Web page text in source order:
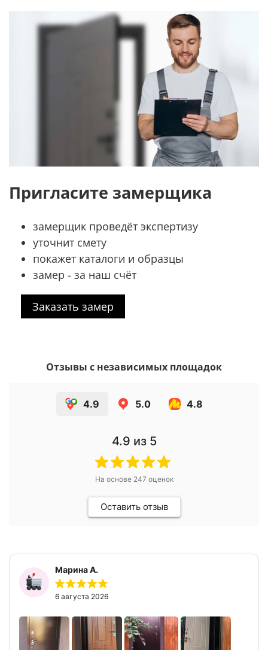
Пригласите замерщика
замерщик проведёт экспертизу
уточнит смету
покажет каталоги и образцы
замер - за наш счёт
Заказать замер
Отзывы с независимых площадок
4.9 5.0 4.8
4.9 из 5
На основе 247 оценок
Оставить отзыв
Марина А.
6 августа 2026